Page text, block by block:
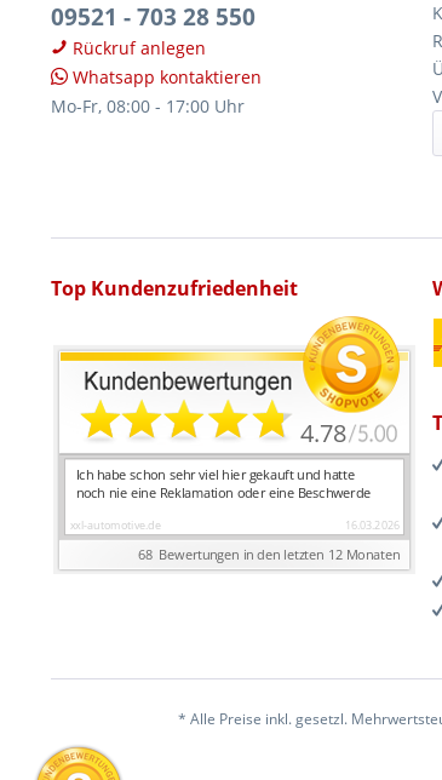
09521 - 703 28 550
Rückruf anlegen
Whatsapp kontaktieren
Mo-Fr, 08:00 - 17:00 Uhr
Top Kundenzufriedenheit
* Alle Preise inkl. gesetzl.